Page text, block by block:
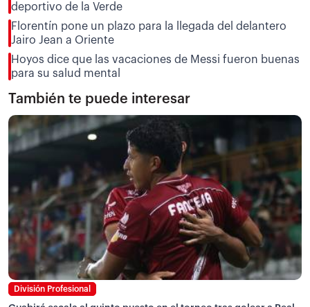
deportivo de la Verde
Florentín pone un plazo para la llegada del delantero
Jairo Jean a Oriente
Hoyos dice que las vacaciones de Messi fueron buenas
para su salud mental
También te puede interesar
División Profesional